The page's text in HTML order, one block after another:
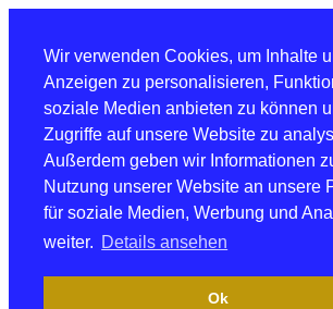
Wir verwenden Cookies, um Inhalte
Anzeigen zu personalisieren,
soziale Medien anbieten zu können
Zugriffe auf unsere Website zu
Außerdem geben wir Informationen
Nutzung unserer Website an unsere
für soziale Medien, Werbung und
weiter. Details ansehen
Ok